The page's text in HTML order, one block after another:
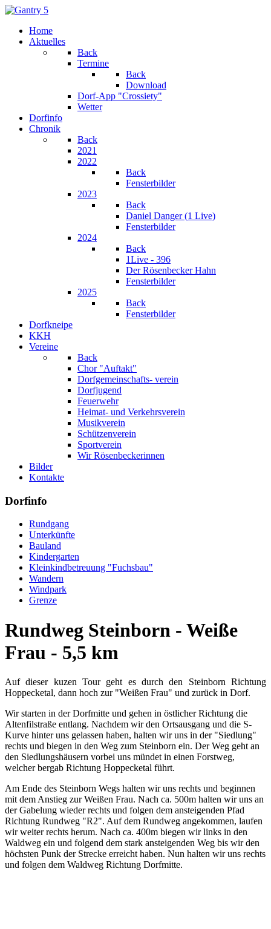
Home
Aktuelles
Back
Termine
Back
Download
Dorf-App "Crossiety"
Wetter
Dorfinfo
Chronik
Back
2021
2022
Back
Fensterbilder
2023
Back
Daniel Danger (1 Live)
Fensterbilder
2024
Back
1Live - 396
Der Rösenbecker Hahn
Fensterbilder
2025
Back
Fensterbilder
Dorfkneipe
KKH
Vereine
Back
Chor "Auftakt"
Dorfgemeinschafts- verein
Dorfjugend
Feuerwehr
Heimat- und Verkehrsverein
Musikverein
Schützenverein
Sportverein
Wir Rösenbeckerinnen
Bilder
Kontakte
Dorfinfo
Rundgang
Unterkünfte
Bauland
Kindergarten
Kleinkindbetreuung "Fuchsbau"
Wandern
Windpark
Grenze
Rundweg Steinborn - Weiße
Frau - 5,5 km
Auf dieser kuzen Tour geht es durch den Steinborn Richtung
Hoppecketal, dann hoch zur "Weißen Frau" und zurück in Dorf.
Wir starten in der Dorfmitte und gehen in östlicher Richtung die
Altenfilstraße entlang. Nachdem wir den Ortsausgang und die S-
Kurve hinter uns gelassen haben, halten wir uns in der "Siedlung"
rechts und biegen in den Weg zum Steinborn ein. Der Weg geht an
den Siedlungshäusern vorbei uns mündet in einen Forstweg,
welcher bergab Richtung Hoppecketal führt.
Am Ende des Steinborn Wegs halten wir uns rechts und beginnen
mit dem Anstieg zur Weißen Frau. Nach ca. 500m halten wir uns an
der Gabelung wieder rechts und folgen dem ansteigenden Pfad
Richtung Rundweg "R2". Auf dem Rundweg angekommen, laufen
wir weiter rechts herum. Nach ca. 400m biegen wir links in den
Waldweg ein und folgend dem stark ansteigenden Weg bis wir den
höchsten Punk der Strecke erreicht haben. Nun halten wir uns rechts
und folgen dem Waldweg Richtung Dorfmitte.